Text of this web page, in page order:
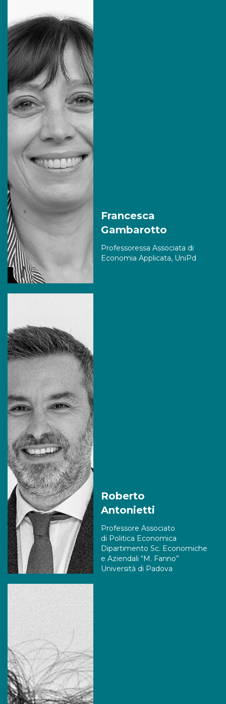
Francesca
Gambarotto
Professoressa Associata di
Economia Applicata, UniPd
Roberto
Antonietti
Professore Associato
di Politica Economica
Dipartimento Sc. Economiche
e Aziendali “M. Fanno”
Università di Padova